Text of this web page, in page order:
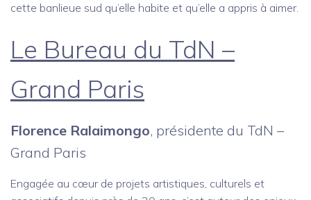
cette banlieue sud qu’elle habite et qu’elle a appris à aimer.
Le Bureau du TdN –
Grand Paris
Florence Ralaimongo, présidente du TdN –
Grand Paris
Engagée au cœur de projets artistiques, culturels et